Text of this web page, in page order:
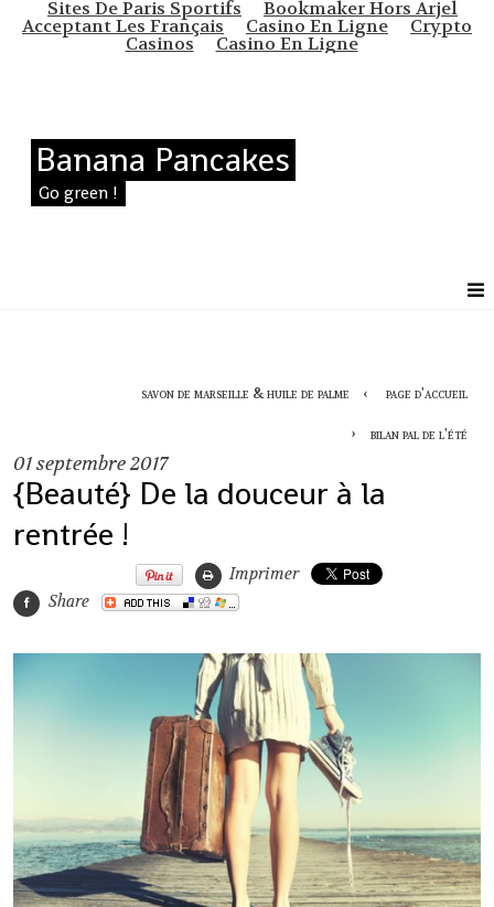
Sites De Paris Sportifs Bookmaker Hors Arjel
Acceptant Les Français Casino En Ligne Crypto
Casinos Casino En Ligne
Banana Pancakes
Go green !
savon de marseille & huile de palme page d'accueil
bilan pal de l'été
01septembre 2017
{Beauté} De la douceur à la
rentrée !
Imprimer
Share